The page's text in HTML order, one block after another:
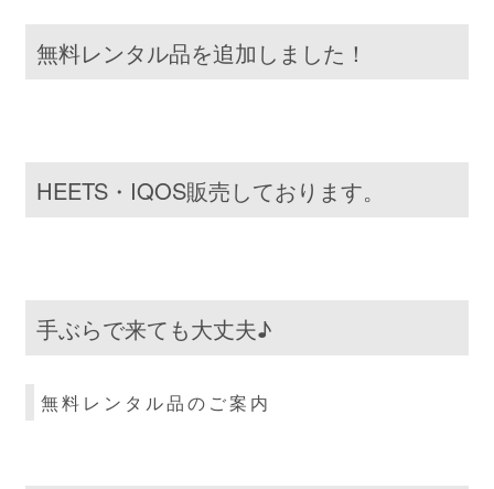
無料レンタル品を追加しました！
HEETS・IQOS販売しております。
手ぶらで来ても大丈夫♪
無料レンタル品のご案内